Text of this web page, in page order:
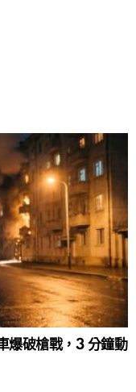
爆破槍戰，3 分鐘動